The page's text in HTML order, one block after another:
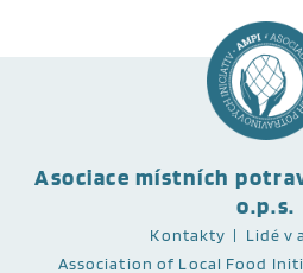
Asociace místních
o.p.s.
Kontakty
Lidé v
Association of Local Food